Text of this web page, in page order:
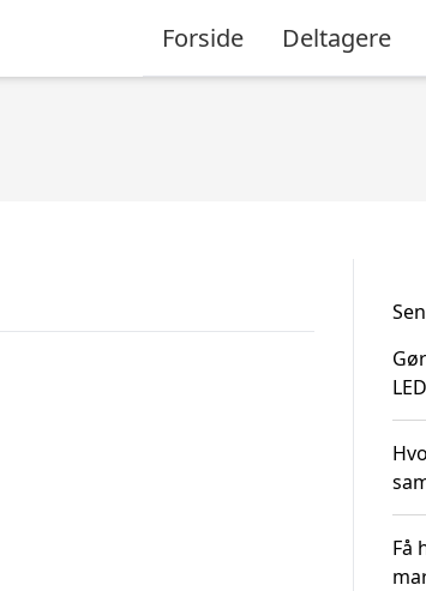
Forside Deltagere
Få